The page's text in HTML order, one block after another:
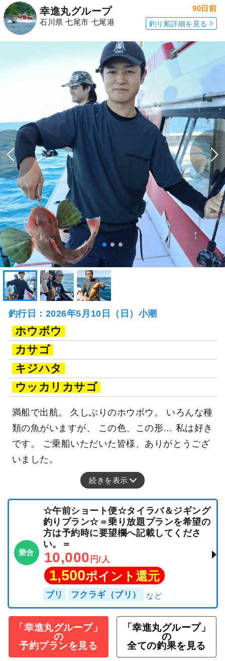
幸進丸グループ
石川県 七尾市 七尾港
90日前
釣り船詳細を見る
釣行日：2026年5月10日（日）小潮
ホウボウ
カサゴ
キジハタ
ウッカリカサゴ
満船で出航。 久しぶりのホウボウ。 いろんな種
類の魚がいますが、 この色、この形… 私は好き
です。 ご乗船いただいた皆様、ありがとうござ
いました。
続きを表示
乗合
☆午前ショート便☆タイラバ＆ジギング
釣りプラン☆＝乗り放題プランを希望の
方は予約時に要望欄へ記載してくださ
い。＝
10,000 円/人
1,500ポイント還元
ブリ フクラギ（ブリ）
「幸進丸グループ」
の
予約プランを見る
「幸進丸グループ」
の
全ての釣果を見る